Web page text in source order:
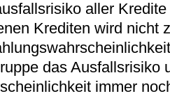
aller
Krediten wird nicht
das Ausfallsrisiko
immer